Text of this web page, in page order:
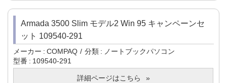
Armada 3500 Slim モデル2 Win 95 キャンペーンセ
ット 109540-291
メーカー COMPAQ 分類
ノートブックパソコン
型番
109540-291
詳細ページはこちら